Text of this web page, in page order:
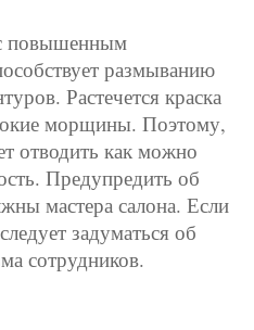
повышенным
размыванию
Растечется краска
морщины. Поэтому,
отводить как можно
Предупредить об
мастера салона. Если
задуматься об
сотрудников.